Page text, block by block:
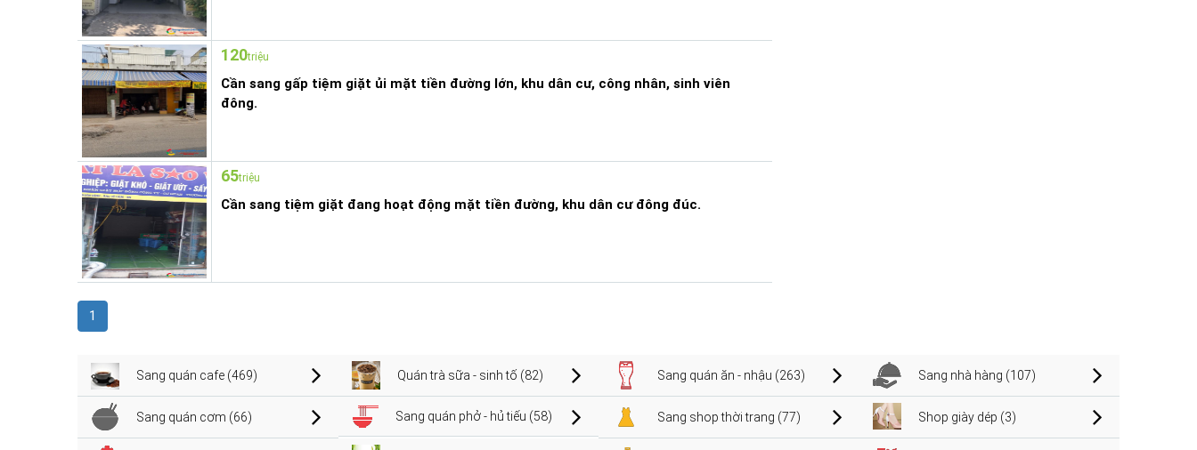
120triệu
Cần sang gấp tiệm giặt ủi mặt tiền đường lớn, khu dân cư, công nhân, sinh viên
đông.
65triệu
Cần sang tiệm giặt đang hoạt động mặt tiền đường, khu dân cư đông đúc.
1
Sang quán cafe (469) Quán trà sữa - sinh tố (82) Sang quán ăn - nhậu (263) Sang nhà hàng (107)
Sang quán cơm (66) Sang quán phở - hủ tiếu (58) Sang shop thời trang (77) Shop giày dép (3)